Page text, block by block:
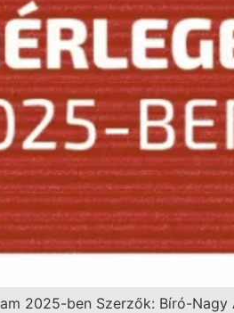
2025-ben Szerzők: Bíró-